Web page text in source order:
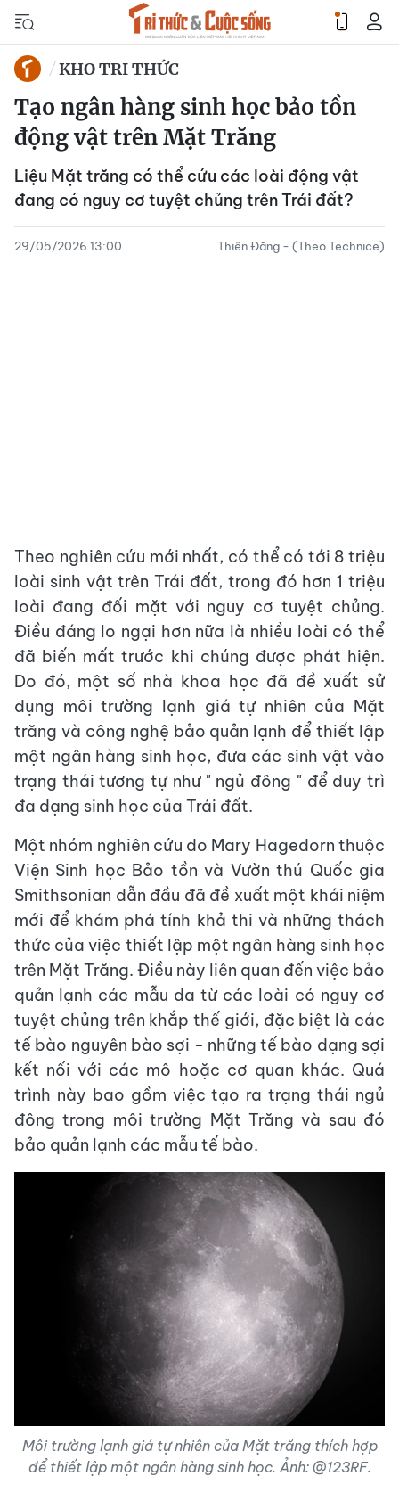
KHO TRI THỨC
Tạo ngân hàng sinh học bảo tồn
động vật trên Mặt Trăng
Liệu Mặt trăng có thể cứu các loài động vật
đang có nguy cơ tuyệt chủng trên Trái đất?
29/05/2026 13:00 Thiên Đăng - (Theo Technice)
Theo nghiên cứu mới nhất, có thể có tới 8 triệu
loài sinh vật trên Trái đất, trong đó hơn 1 triệu
loài đang đối mặt với nguy cơ tuyệt chủng.
Điều đáng lo ngại hơn nữa là nhiều loài có thể
đã biến mất trước khi chúng được phát hiện.
Do đó, một số nhà khoa học đã đề xuất sử
dụng môi trường lạnh giá tự nhiên của Mặt
trăng và công nghệ bảo quản lạnh để thiết lập
một ngân hàng sinh học, đưa các sinh vật vào
trạng thái tương tự như " ngủ đông " để duy trì
đa dạng sinh học của Trái đất.
Một nhóm nghiên cứu do Mary Hagedorn thuộc
Viện Sinh học Bảo tồn và Vườn thú Quốc gia
Smithsonian dẫn đầu đã đề xuất một khái niệm
mới để khám phá tính khả thi và những thách
thức của việc thiết lập một ngân hàng sinh học
trên Mặt Trăng. Điều này liên quan đến việc bảo
quản lạnh các mẫu da từ các loài có nguy cơ
tuyệt chủng trên khắp thế giới, đặc biệt là các
tế bào nguyên bào sợi - những tế bào dạng sợi
kết nối với các mô hoặc cơ quan khác. Quá
trình này bao gồm việc tạo ra trạng thái ngủ
đông trong môi trường Mặt Trăng và sau đó
bảo quản lạnh các mẫu tế bào.
Môi trường lạnh giá tự nhiên của Mặt trăng thích hợp
để thiết lập một ngân hàng sinh học. Ảnh: @123RF.